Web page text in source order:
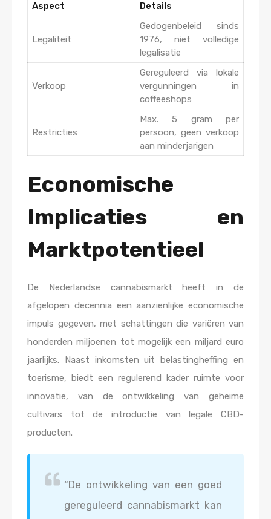
Aspect Details
Legaliteit
Gedogenbeleid sinds
1976, niet volledige
legalisatie
Verkoop
Gereguleerd via lokale
vergunningen in
coffeeshops
Restricties
Max. 5 gram per
persoon, geen verkoop
aan minderjarigen
Economische
Implicaties en
Marktpotentieel
De Nederlandse cannabismarkt heeft in de
afgelopen decennia een aanzienlijke economische
impuls gegeven, met schattingen die variëren van
honderden miljoenen tot mogelijk een miljard euro
jaarlijks. Naast inkomsten uit belastingheffing en
toerisme, biedt een regulerend kader ruimte voor
innovatie, van de ontwikkeling van geheime
cultivars tot de introductie van legale CBD-
producten.
“De ontwikkeling van een goed
gereguleerd cannabismarkt kan